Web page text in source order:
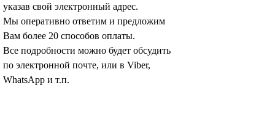
указав свой электронный адрес.
Мы оперативно ответим и предложим
Вам более 20 способов оплаты.
Все подробности можно будет обсудить
по электронной почте, или в Viber,
WhatsApp и т.п.